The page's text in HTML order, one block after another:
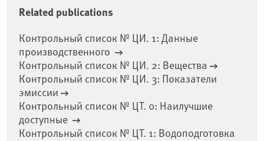
Related publications
Контрольный список № ЦИ. 1: Данные
производственного
Контрольный список № ЦИ. 2: Вещества
Контрольный список № ЦИ. 3: Показатели
эмиссии
Контрольный список № ЦТ. 0: Наилучшие
доступные
Контрольный список № ЦТ. 1: Водоподготовка